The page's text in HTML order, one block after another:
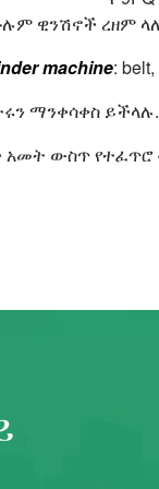
ዊንሽኖች ረዘም
machine:
ማንቀሳቀስ ይችላሉ.
አመት ውስጥ የተፈጥሮ